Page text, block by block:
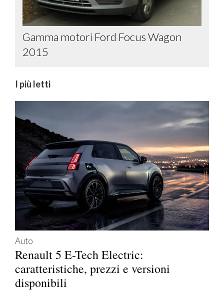
Gamma motori Ford Focus Wagon
2015
I più letti
Auto
Renault 5 E-Tech Electric:
caratteristiche, prezzi e versioni
disponibili